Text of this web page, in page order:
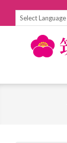
Navigation